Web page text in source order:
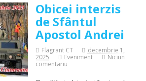
Obicei interzis
de Sfântul
Apostol Andrei
Flagrant CT
decembrie 1,
2025
Eveniment
Niciun
comentariu